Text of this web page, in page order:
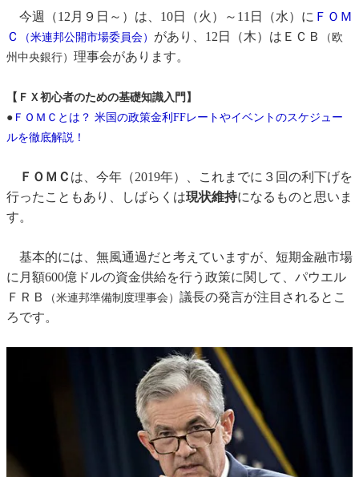
今週（12月９日～）は、10日（火）～11日（水）に ＦＯＭ
Ｃ
（米連邦公開市場委員会） があり、12日（木）はＥＣＢ
（欧
州中央銀行） 理事会があります。
【ＦＸ初心者のための基礎知識入門】
● ＦＯＭＣとは？ 米国の政策金利FFレートやイベントのスケジュー
ルを徹底解説！
ＦＯＭＣ は、今年（2019年）、これまでに３回の利下げを
行ったこともあり、しばらくは現状維持になるものと思いま
す。
基本的には、無風通過だと考えていますが、短期金融市場
に月額600億ドルの資金供給を行う政策に関して、パウエル
ＦＲＢ
（米連邦準備制度理事会） 議長の発言が注目されるとこ
ろです。